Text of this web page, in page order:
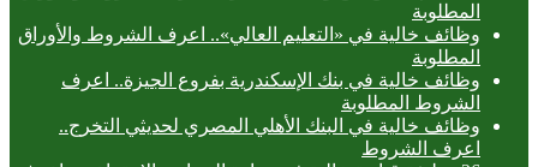
المطلوبة
وظائف خالية في «التعليم العالي».. اعرف الشروط والأوراق
المطلوبة
وظائف خالية في بنك الإسكندرية بفروع الجيزة.. اعرف
الشروط المطلوبة
وظائف خالية في البنك الأهلي المصري لحديثي التخرج..
اعرف الشروط